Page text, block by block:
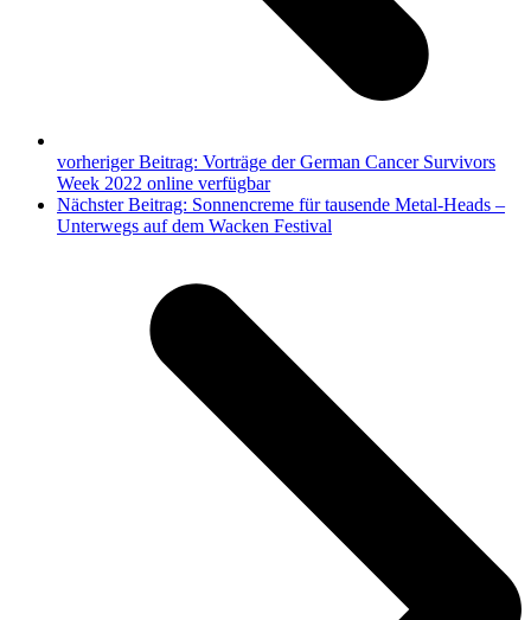
vorheriger Beitrag: Vorträge der German Cancer Survivors
Week 2022 online verfügbar
Nächster Beitrag: Sonnencreme für tausende Metal-Heads –
Unterwegs auf dem Wacken Festival